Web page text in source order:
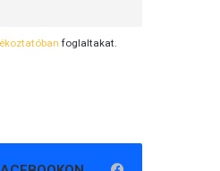
foglaltakat.